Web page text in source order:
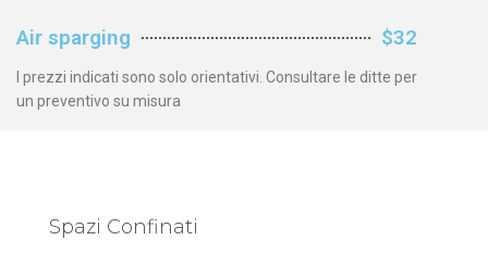
Air sparging $32
I prezzi indicati sono solo orientativi. Consultare le ditte per
un preventivo su misura
Spazi Confinati